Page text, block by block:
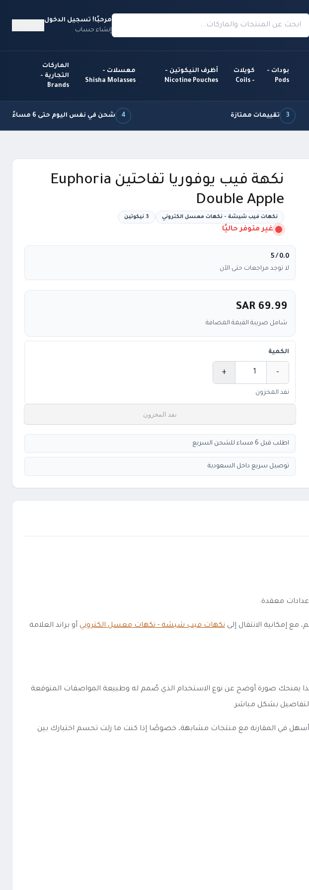
مرحبًا! تسجيل الدخول
إنشاء حساب
بودات -
Pods
كويلات
- Coils
أظرف النيكوتين -
Nicotine Pouches
معسلات -
Shisha Molasses
الماركات
التجارية -
Brands
3 تقييمات ممتازة 4 شحن في نفس اليوم حتى 6 مساءً
نكهة فيب يوفوريا تفاحتين Euphoria
Double Apple
نكهات فيب شيشة - نكهات معسل الكتروني 3 نيكوتين
غير متوفر حاليًا
0.0
/ 5
لا توجد مراجعات حتى الآن
SAR 69.99
شامل ضريبة القيمة المضافة
الكمية
-
+
نفد المخزون
نفد المخزون
اطلب قبل 6 مساء للشحن السريع
توصيل سريع داخل السعودية
إمكانية الانتقال إلى نكهات فيب شيشة - نكهات معسل الكتروني أو براند العلامة
يمنحك صورة أوضح عن نوع الاستخدام الذي صُمم له وطبيعة المواصفات المتوقعة
بشكل مباشر.
وضوح العنوان والمواصفات والخيارات المتاحة يجعل نكهة فيب يوفوريا تفاحتين Euphoria Double Apple أسهل في المقارنة مع منتجات مشابهة، خصوصًا إذا كنت ما زلت تحسم اختيارك بين